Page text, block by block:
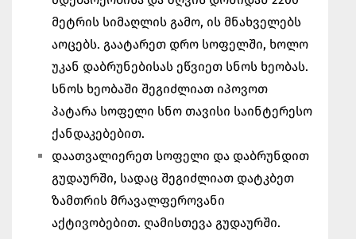
მეტრის სიმაღლის გამო, ის მნახველებს
აოცებს. გაატარეთ დრო სოფელში, ხოლო
უკან დაბრუნებისას ეწვიეთ სნოს ხეობას.
სნოს ხეობაში შეგიძლიათ იპოვოთ
პატარა სოფელი სნო თავისი საინტერესო
ქანდაკებებით.
დაათვალიერეთ სოფელი და დაბრუნდით
გუდაურში, სადაც შეგიძლიათ დატკბეთ
ზამთრის მრავალფეროვანი
აქტივობებით. ღამისთევა გუდაურში.